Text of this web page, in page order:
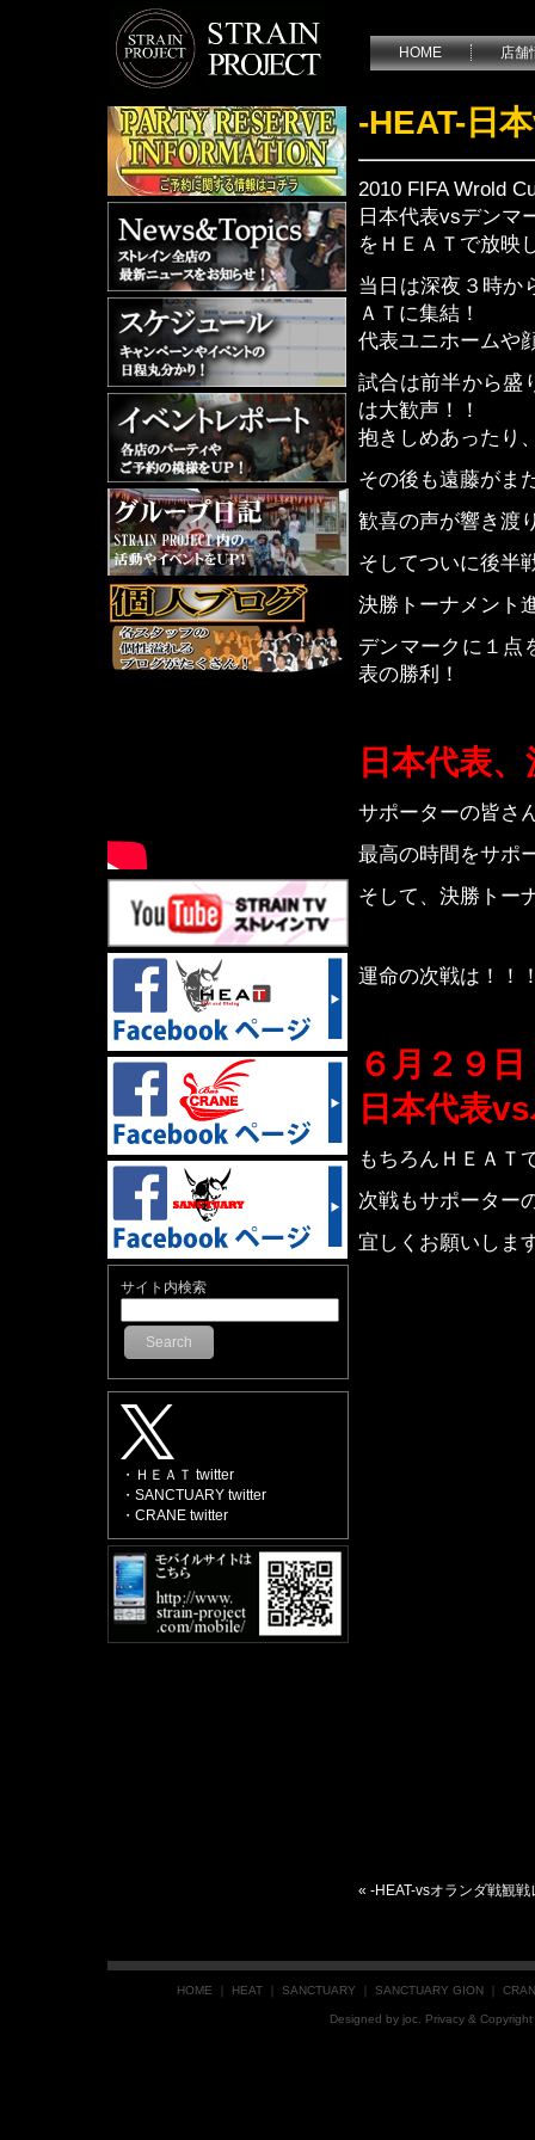
HOME 店舗
サイト内検索
Search
・ＨＥＡＴ twitter
・SANCTUARY twitter
・CRANE twitter
-HEAT-日
2010 FIFA Wrold
日本代表vsデンマ
をＨＥＡＴで放映
当日は深夜３時か
ＡＴに集結！
代表ユニホームや
試合は前半から盛
は大歓声！！
抱きしめあったり
その後も遠藤がま
歓喜の声が響き渡
そしてついに後半
決勝トーナメント
デンマークに１点
表の勝利！
日本代表
サポーターの皆さ
最高の時間をサポ
そして、決勝トー
運命の次戦は！！
６月２９
日本代表
もちろんＨＥＡＴ
次戦もサポーター
宜しくお願いしま
« -HEAT-vsオランダ戦観戦
HOME HEAT SANCTUARY SANCTUARY GION
Designed by joc . Privacy &